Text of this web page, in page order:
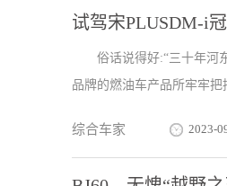
试驾宋PLUSDM-i
俗话说得好:“三十年河
品牌的燃油车产品所牢牢
综合车家 2023-